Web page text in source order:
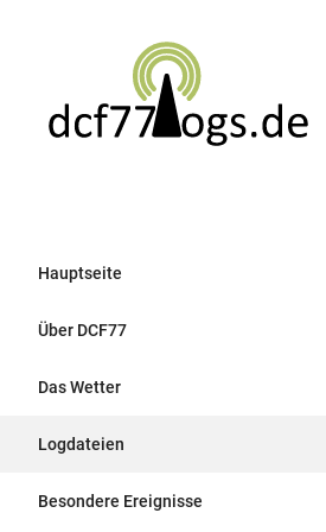
Hauptseite
Über DCF77
Das Wetter
Logdateien
Besondere Ereignisse